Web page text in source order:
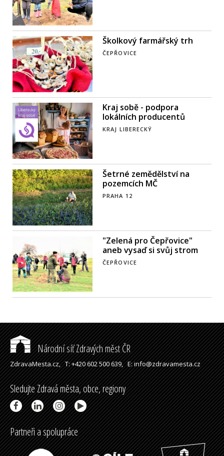
Školkový farmářský trh
ČEPŘOVICE
Kraj sobě - podpora
lokálních producentů
KRAJ LIBERECKÝ
Šetrné zemědělství na
pozemcích MČ
PRAHA 12
"Zelená pro Čepřovice"
aneb vysaď si svůj strom
ČEPŘOVICE
Národní síť Zdravých měst ČR
ZdravaMesta.cz,T: +420 602 500 639,E: info@zdravamesta.cz
Sledujte Zdravá města, obce, regiony
Partneři a spolupráce